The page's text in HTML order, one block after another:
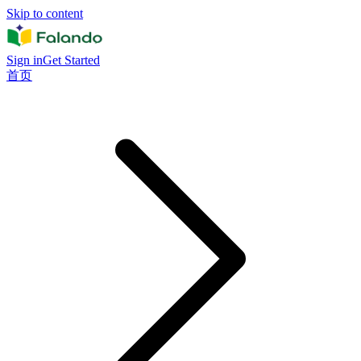
Skip to content
Sign inGet Started
首页